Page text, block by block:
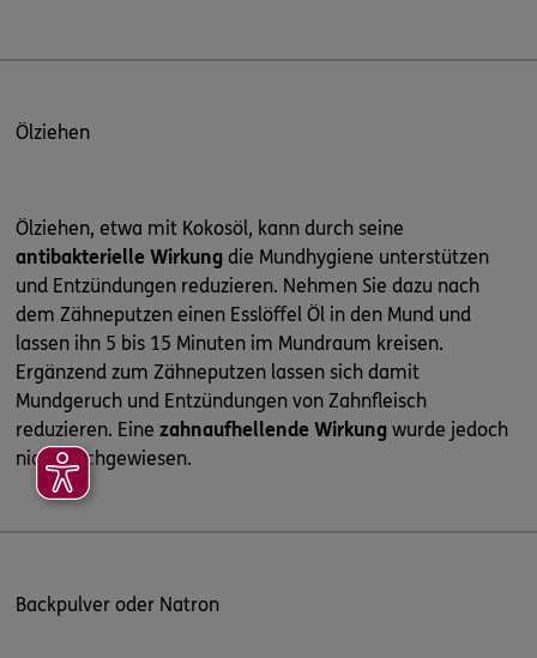
Ölziehen
Ölziehen, etwa mit Kokosöl, kann durch seine
antibakterielle Wirkung die Mundhygiene unterstützen
und Entzündungen reduzieren. Nehmen Sie dazu nach
dem Zähneputzen einen Esslöffel Öl in den Mund und
lassen ihn 5 bis 15 Minuten im Mundraum kreisen.
Ergänzend zum Zähneputzen lassen sich damit
Mundgeruch und Entzündungen von Zahnfleisch
reduzieren. Eine zahnaufhellende Wirkung wurde jedoch
nicht nachgewiesen.
Backpulver oder Natron